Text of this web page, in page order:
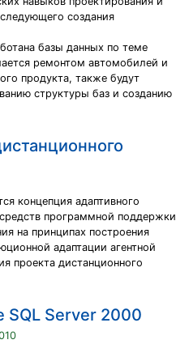
создания
базы данных по теме
ремонтом автомобилей и
продукта, также будут
структуры баз и созданию
концепция адаптивного
программной поддержки
на принципах построения
адаптации агентной
проекта дистанционного
SQL Server 2000